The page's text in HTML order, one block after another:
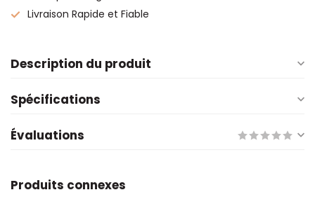
Livraison Rapide et Fiable
Description du produit
Spécifications
Évaluations
Produits connexes